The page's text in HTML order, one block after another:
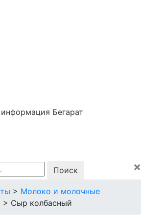
Бегарат
×
> Молоко и молочные
> Сыр колбасный